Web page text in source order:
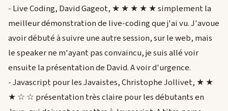
- Live Coding, David Gageot, ★ ★ ★ ★ ★ simplement la
meilleur démonstration de live-coding que j'ai vu. J'avoue
avoir débuté à suivre une autre session, sur le web, mais
le speaker ne m'ayant pas convaincu, je suis allé voir
ensuite la présentation de David. A voir d'urgence.
- Javascript pour les Javaistes, Christophe Jollivet, ★ ★
★ ☆ ☆ présentation très claire pour les débutants en